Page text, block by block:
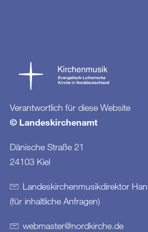
Verantwortlich für diese Website
© Landeskirchenamt
Dänische Straße 21
24103 Kiel
Landeskirchenmusikdirektor
(für inhaltliche Anfragen)
webmaster@nordkirche.de